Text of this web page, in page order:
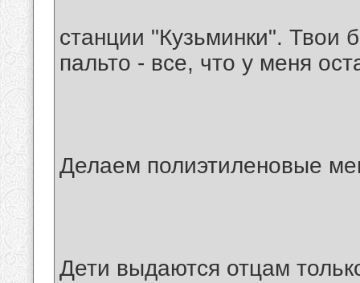
станции "Кузьминки". Твои
пальто - все, что у меня
Делаем полиэтиленовые
Дети выдаются отцам